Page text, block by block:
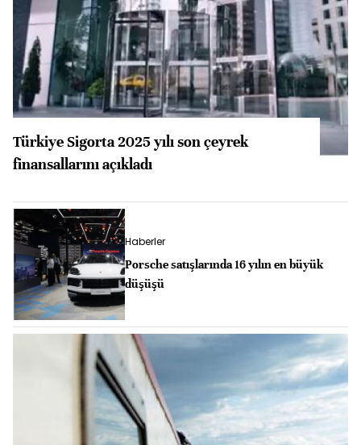
Türkiye Sigorta 2025 yılı son çeyrek
finansallarını açıkladı
Haberler
Porsche satışlarında 16 yılın en büyük
düşüşü